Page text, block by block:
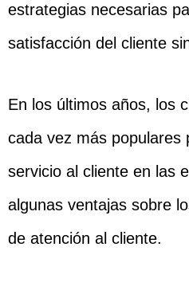
estrategias necesarias
satisfacción del cliente
En los últimos años, los
cada vez más populares
servicio al cliente en las
algunas ventajas sobre
de atención al cliente.